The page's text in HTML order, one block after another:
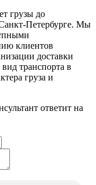
грузы до
Петербурге. Мы
клиентов
доставки
транспорта в
груза и
ответит на